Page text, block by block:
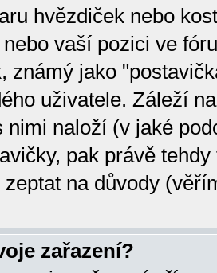
hvězdiček nebo
vaší pozici ve
známý jako
uživatele. Záleží
nimi naloží (v jaké
pak právě
zeptat na důvody
zařazení?